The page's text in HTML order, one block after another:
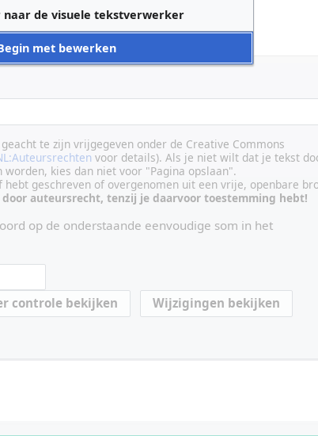
te zijn vrijgegeven onder de Creative Commons
voor details). Als je niet wilt dat je tekst
kies dan niet voor "Pagina opslaan".
geschreven of overgenomen uit een vrije, openbare
auteursrecht, tenzij je daarvoor toestemming hebt!
op de onderstaande eenvoudige som in het
naar de visuele tekstverwerker
met bewerken